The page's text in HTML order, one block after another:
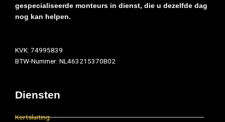
gespecialiseerde monteurs in dienst, die u dezelfde dag
nog kan helpen.
KVK: 74995839
BTW-Nummer: NL463215370B02
Diensten
Kortsluiting